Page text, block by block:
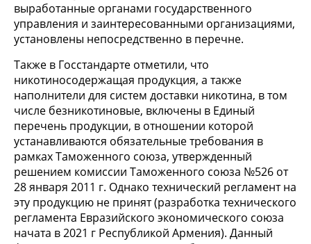
выработанные органами государственного
управления и заинтересованными организациями,
установлены непосредственно в перечне.
Также в Госстандарте отметили, что
никотиносодержащая продукция, а также
наполнители для систем доставки никотина, в том
числе безникотиновые, включены в Единый
перечень продукции, в отношении которой
устанавливаются обязательные требования в
рамках Таможенного союза, утвержденный
решением комиссии Таможенного союза №526 от
28 января 2011 г. Однако технический регламент на
эту продукцию не принят (разработка технического
регламента Евразийского экономического союза
начата в 2021 г Республикой Армения). Данный